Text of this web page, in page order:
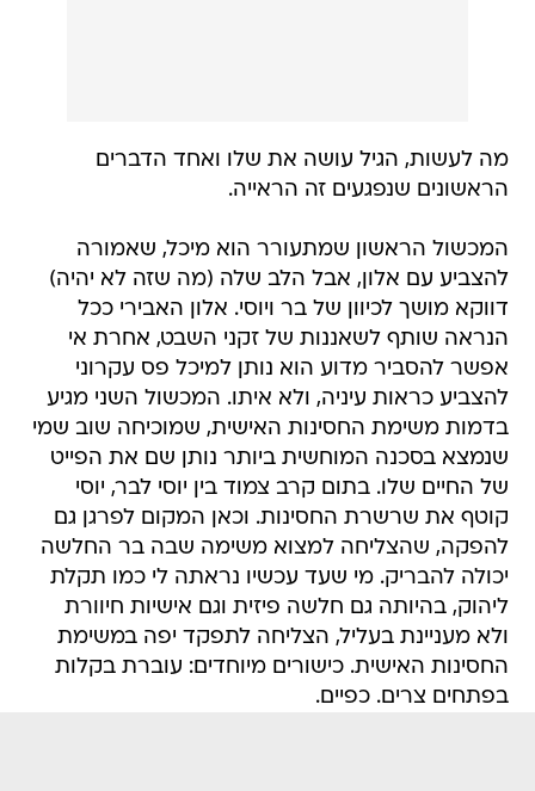
מה לעשות, הגיל עושה את שלו ואחד הדברים
הראשונים שנפגעים זה הראייה.
המכשול הראשון שמתעורר הוא מיכל, שאמורה
להצביע עם אלון, אבל הלב שלה (מה שזה לא יהיה)
דווקא מושך לכיוון של בר ויוסי. אלון האבירי ככל
הנראה שותף לשאננות של זקני השבט, אחרת אי
אפשר להסביר מדוע הוא נותן למיכל פס עקרוני
להצביע כראות עיניה, ולא איתו. המכשול השני מגיע
בדמות משימת החסינות האישית, שמוכיחה שוב שמי
שנמצא בסכנה המוחשית ביותר נותן שם את הפייט
של החיים שלו. בתום קרב צמוד בין יוסי לבר, יוסי
קוטף את שרשרת החסינות. וכאן המקום לפרגן גם
להפקה, שהצליחה למצוא משימה שבה בר החלשה
יכולה להבריק. מי שעד עכשיו נראתה לי כמו תקלת
ליהוק, בהיותה גם חלשה פיזית וגם אישיות חיוורת
ולא מעניינת בעליל, הצליחה לתפקד יפה במשימת
החסינות האישית. כישורים מיוחדים: עוברת בקלות
בפתחים צרים. כפיים.